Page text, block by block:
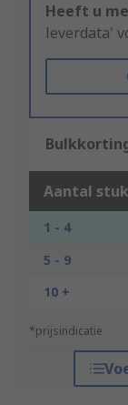
Heeft u
leverdata'
Aantal
1 - 4
5 - 9
10 +
*prijsindicatie